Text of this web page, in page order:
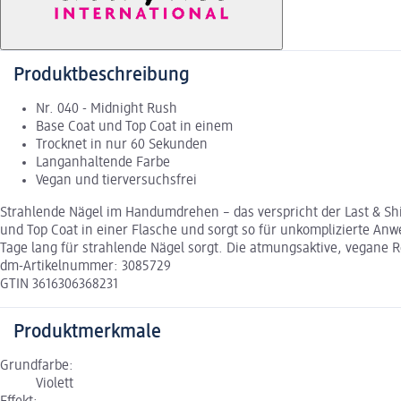
Produktbeschreibung
Nr. 040 - Midnight Rush
Base Coat und Top Coat in einem
Trocknet in nur 60 Sekunden
Langanhaltende Farbe
Vegan und tierversuchsfrei
Strahlende Nägel im Handumdrehen – das verspricht der Last &
und Top Coat in einer Flasche und sorgt so für unkomplizierte
Tage lang für strahlende Nägel sorgt. Die atmungsaktive,
dm-Artikelnummer: 3085729
GTIN 3616306368231
Produktmerkmale
Grundfarbe:
Violett